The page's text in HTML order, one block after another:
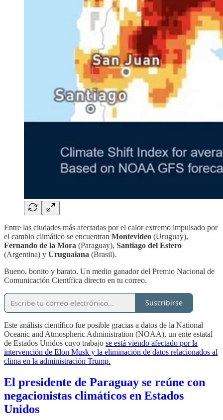
Entre las ciudades más afectadas por el calor extremo impulsado por
el cambio climático se encuentran Montevideo (Uruguay),
Fernando de la Mora (Paraguay), Santiago del Estero
(Argentina) y Uruguaiana (Brasil).
Bueno, bonito y barato. Un medio ganador del Premio Nacional de
Comunicación Científica directo en tu correo.
Suscribirse
Este análisis científico fue posible gracias a datos de la National
Oceanic and Atmospheric Administration (NOAA), un ente estatal
de Estados Unidos cuyo trabajo se está viendo afectado por la
intervención de Elon Musk y la eliminación de datos relacionados al
clima en la administración Trump.
El presidente de Paraguay se reúne con
negacionistas climáticos en Estados
Unidos